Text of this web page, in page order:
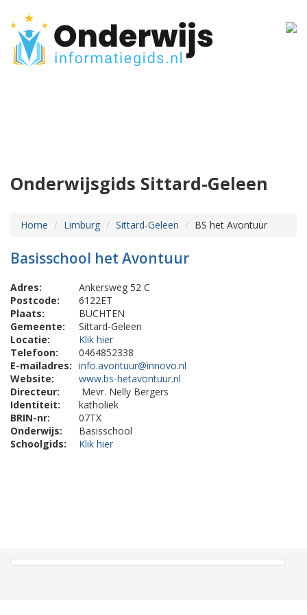
Onderwijsgids Sittard-Geleen
Home Limburg Sittard-Geleen BS het Avontuur
Basisschool het Avontuur
Adres:
Ankersweg 52 C
Postcode:
6122ET
Plaats:
BUCHTEN
Gemeente:
Sittard-Geleen
Locatie:
Klik hier
Telefoon:
0464852338
E-mailadres: info.avontuur@innovo.nl
Website:
www.bs-hetavontuur.nl
Directeur:
Mevr. Nelly Bergers
Identiteit:
katholiek
BRIN-nr:
07TX
Onderwijs:
Basisschool
Schoolgids:
Klik hier